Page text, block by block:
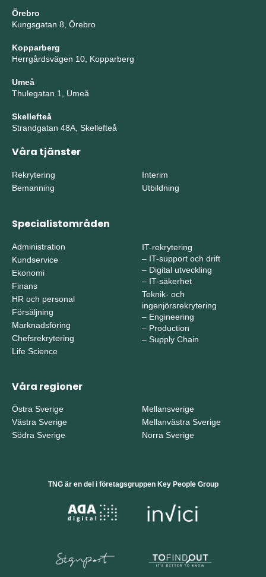
Örebro
Kungsgatan 8, Örebro
Kopparberg
Herrgårdsvägen 10, Kopparberg
Umeå
Thulegatan 1, Umeå
Skellefteå
Strandgatan 48A, Skellefteå
Våra tjänster
Rekrytering
Bemanning
Interim
Utbildning
Specialistområden
Administration
Kundservice
Ekonomi
Finans
HR och personal
Försäljning
Marknadsföring
Chefsrekrytering
Life Science
IT-rekrytering
– IT-support och drift
– Digital utveckling
– IT-säkerhet
Teknik- och
ingenjörsrekrytering
– Engineering
– Production
– Supply Chain
Våra regioner
Östra Sverige
Västra Sverige
Södra Sverige
Mellansverige
Mellanvästra Sverige
Norra Sverige
TNG är en del i företagsgruppen Key People Group